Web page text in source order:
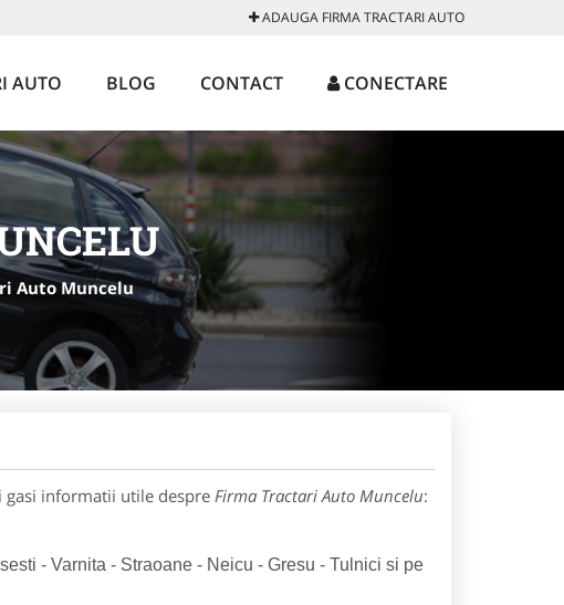
ADAUGA FIRMA TRACTARI AUTO
AUTO BLOG CONTACT CONECTARE
Auto Muncelu
gasi informatii utile despre Firma Tractari Auto Muncelu:
- Varnita - Straoane - Neicu - Gresu - Tulnici si pe